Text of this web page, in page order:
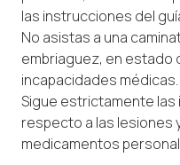
las instrucciones del
No asistas a una
embriaguez, en estado
incapacidades médicas.
Sigue estrictamente
respecto a las lesiones
medicamentos